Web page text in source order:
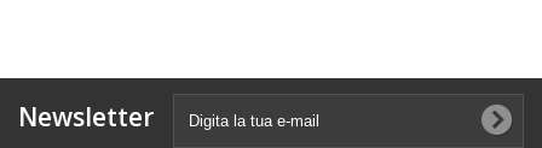
Newsletter